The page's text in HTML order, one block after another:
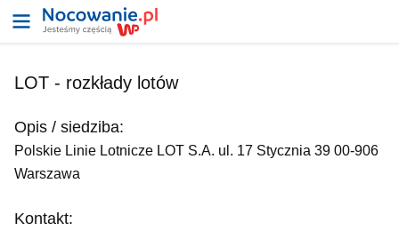
LOT - rozkłady lotów
Opis / siedziba:
Polskie Linie Lotnicze LOT S.A. ul. 17 Stycznia 39 00-906
Warszawa
Kontakt: